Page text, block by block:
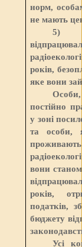
норм,
не мають
5)
років,
яке вони
постійно
у зоні
та особи,
вони
років,
податків,
бюджету
Усі